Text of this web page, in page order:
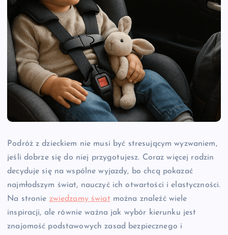
Podróż z dzieckiem nie musi być stresującym wyzwaniem,
jeśli dobrze się do niej przygotujesz. Coraz więcej rodzin
decyduje się na wspólne wyjazdy, bo chcą pokazać
najmłodszym świat, nauczyć ich otwartości i elastyczności.
Na stronie zwiedzamy świat można znaleźć wiele
inspiracji, ale równie ważna jak wybór kierunku jest
znajomość podstawowych zasad bezpiecznego i